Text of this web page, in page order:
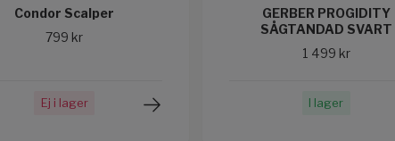
Condor Scalper
799 kr
Ej i lager
GERBER PROGIDITY
SÅGTANDAD SVART
1 499 kr
I lager